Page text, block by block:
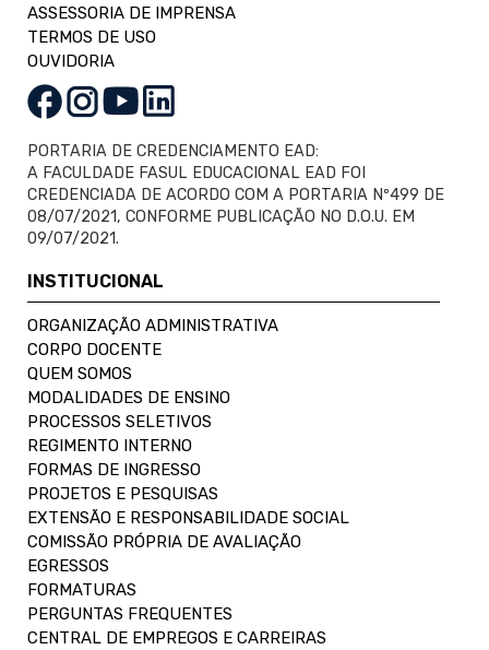
ASSESSORIA DE IMPRENSA
TERMOS DE USO
OUVIDORIA
PORTARIA DE CREDENCIAMENTO EAD:
A FACULDADE FASUL EDUCACIONAL EAD FOI
CREDENCIADA DE ACORDO COM A PORTARIA Nº499 DE
08/07/2021, CONFORME PUBLICAÇÃO NO D.O.U. EM
09/07/2021.
INSTITUCIONAL
ORGANIZAÇÃO ADMINISTRATIVA
CORPO DOCENTE
QUEM SOMOS
MODALIDADES DE ENSINO
PROCESSOS SELETIVOS
REGIMENTO INTERNO
FORMAS DE INGRESSO
PROJETOS E PESQUISAS
EXTENSÃO E RESPONSABILIDADE SOCIAL
COMISSÃO PRÓPRIA DE AVALIAÇÃO
EGRESSOS
FORMATURAS
PERGUNTAS FREQUENTES
CENTRAL DE EMPREGOS E CARREIRAS